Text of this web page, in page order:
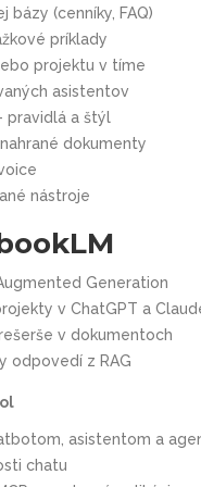
bázy (cenníky, FAQ)
príklady
projektu v tíme
asistentov
a štýl
dokumenty
nástroje
Generation
v ChatGPT a
v dokumentoch
odpovedí z RAG
asistentom a
chatu